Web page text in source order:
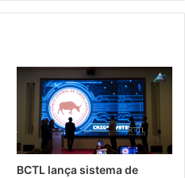
BCTL lança sistema de